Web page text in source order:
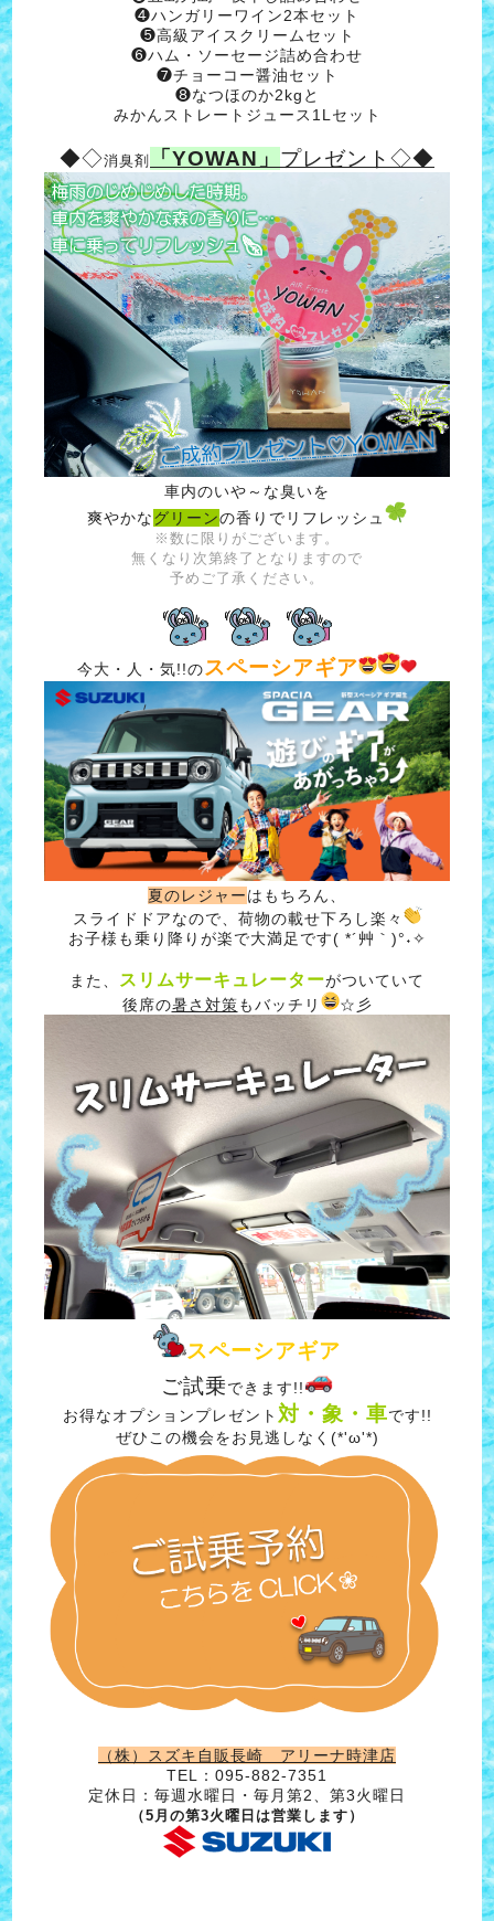
❹ハンガリーワイン2本セット
❺高級アイスクリームセット
❻ハム・ソーセージ詰め合わせ
❼チョーコー醤油セット
❽なつほのか2kgと
みかんストレートジュース1Lセット
◆◇消臭剤 「YOWAN」 プレゼント◇◆
車内のいや～な臭いを
爽やかなグリーンの香りでリフレッシュ
※数に限りがございます。
無くなり次第終了となりますので
予めご了承ください。
今大・人・気!!のスペーシアギア
夏のレジャーはもちろん、
スライドドアなので、荷物の載せ下ろし楽々
お子様も乗り降りが楽で大満足です( *´艸｀)°˖✧
また、 スリムサーキュレーターがついていて
後席の暑さ対策もバッチリ ☆彡
スペーシアギア
ご試乗できます!!
お得なオプションプレゼント 対・象・車です!!
ぜひこの機会をお見逃しなく(*'ω'*)
（株）スズキ自販長崎 アリーナ時津店
TEL：095-882-7351
定休日：毎週水曜日・毎月第2、第3火曜日
（5月の第3火曜日は営業します）